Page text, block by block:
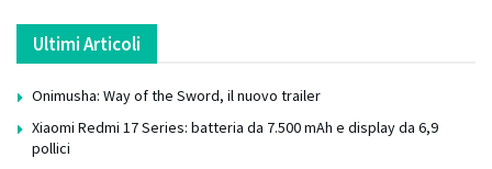
Ultimi Articoli
Onimusha: Way of the Sword, il nuovo trailer
Xiaomi Redmi 17 Series: batteria da 7.500 mAh e display da 6,9
pollici